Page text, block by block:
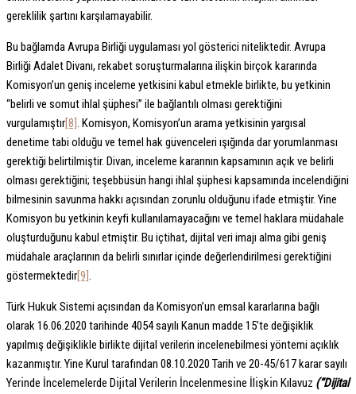
gereklilik şartını karşılamayabilir.
Bu bağlamda Avrupa Birliği uygulaması yol gösterici niteliktedir. Avrupa
Birliği Adalet Divanı, rekabet soruşturmalarına ilişkin birçok kararında
Komisyon’un geniş inceleme yetkisini kabul etmekle birlikte, bu yetkinin
“belirli ve somut ihlal şüphesi” ile bağlantılı olması gerektiğini
vurgulamıştır[8]. Komisyon, Komisyon’un arama yetkisinin yargısal
denetime tabi olduğu ve temel hak güvenceleri ışığında dar yorumlanması
gerektiği belirtilmiştir. Divan, inceleme kararının kapsamının açık ve belirli
olması gerektiğini; teşebbüsün hangi ihlal şüphesi kapsamında incelendiğini
bilmesinin savunma hakkı açısından zorunlu olduğunu ifade etmiştir. Yine
Komisyon bu yetkinin keyfi kullanılamayacağını ve temel haklara müdahale
oluşturduğunu kabul etmiştir. Bu içtihat, dijital veri imajı alma gibi geniş
müdahale araçlarının da belirli sınırlar içinde değerlendirilmesi gerektiğini
göstermektedir[9].
Türk Hukuk Sistemi açısından da Komisyon’un emsal kararlarına bağlı
olarak 16.06.2020 tarihinde 4054 sayılı Kanun madde 15’te değişiklik
yapılmış değişiklikle birlikte dijital verilerin incelenebilmesi yöntemi açıklık
kazanmıştır. Yine Kurul tarafından 08.10.2020 Tarih ve 20-45/617 karar sayılı
Yerı̇nde İncelemelerde Dı̇jı̇tal Verı̇lerı̇n İncelenmesı̇ne İlı̇şkı̇n Kılavuz (“Dijital